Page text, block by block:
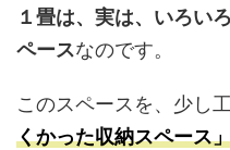
１畳は、実は、いろい
ペースなのです。
このスペースを、少し
くかった収納スペース